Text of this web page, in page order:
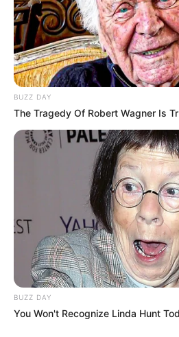
BUZZ DAY
The Tragedy Of Robert Wagner Is
BUZZ DAY
You Won't Recognize Linda Hunt